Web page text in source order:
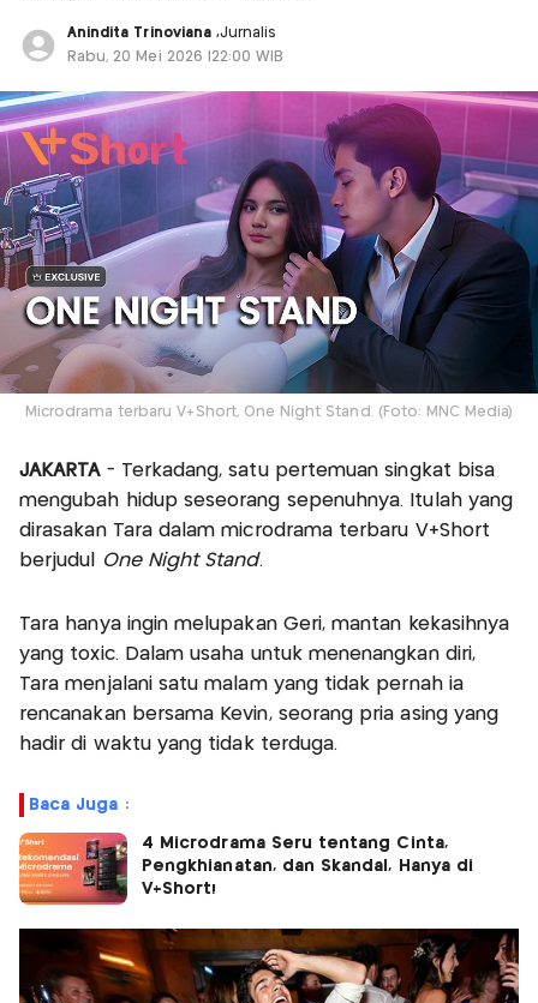
Anindita Trinoviana ,Jurnalis
Rabu, 20 Mei 2026 |22:00 WIB
Microdrama terbaru V+Short, One Night Stand. (Foto: MNC Media)
JAKARTA- Terkadang, satu pertemuan singkat bisa
mengubah hidup seseorang sepenuhnya. Itulah yang
dirasakan Tara dalam microdrama terbaru V+Short
berjudul
One Night Stand.
Tara hanya ingin melupakan Geri, mantan kekasihnya
yang toxic. Dalam usaha untuk menenangkan diri,
Tara menjalani satu malam yang tidak pernah ia
rencanakan bersama Kevin, seorang pria asing yang
hadir di waktu yang tidak terduga.
Baca Juga :
4 Microdrama Seru tentang Cinta,
Pengkhianatan, dan Skandal, Hanya di
V+Short!